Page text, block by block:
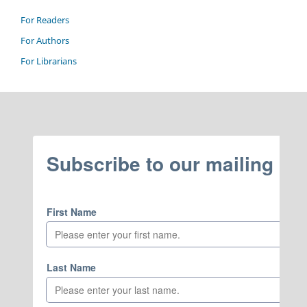
For Readers
For Authors
For Librarians